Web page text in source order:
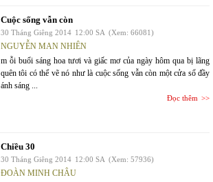
Cuộc sống vẫn còn
30 Tháng Giêng 2014 12:00 SA (Xem: 66081)
NGUYỄN MAN NHIÊN
m ỗi buổi sáng hoa tươi và giấc mơ của ngày hôm qua bị lãng
quên tôi có thể vẽ nó như là cuộc sống vẫn còn một cửa sổ đầy
ánh sáng ...
Đọc thêm
Chiều 30
30 Tháng Giêng 2014 12:00 SA (Xem: 57936)
ĐOÀN MINH CHÂU